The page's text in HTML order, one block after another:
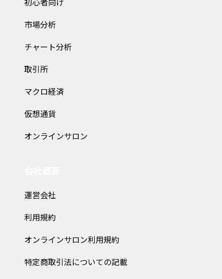
初心者向け
市場分析
チャート分析
取引所
マクロ経済
仮想通貨
オンラインサロン
運営会社
利用規約
オンラインサロン利用規約
特定商取引法についての記載